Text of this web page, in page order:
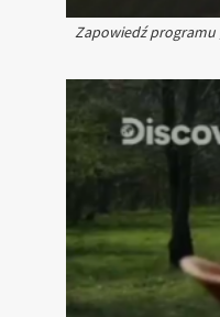
Zapowiedź programu